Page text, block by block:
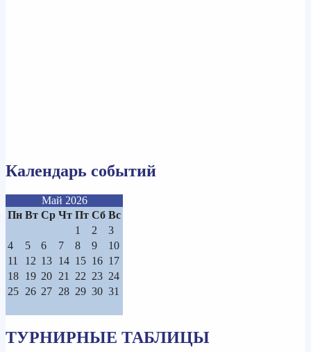
Календарь событий
Май 2026
Пн Вт Ср Чт Пт Сб Вс
1
2
3
4
5 6 7 8 9
10
11
12 13 14 15 16 17
18 19 20 21 22 23 24
25 26 27 28 29 30 31
ТУРНИРНЫЕ ТАБЛИЦЫ